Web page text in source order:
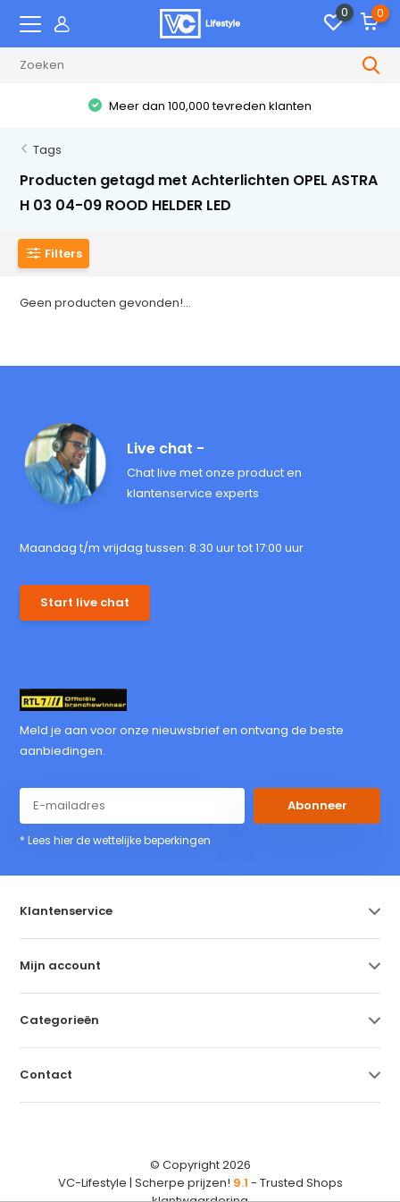
0 0
Meer dan 100,000 tevreden klanten
Tags
Producten getagd met Achterlichten OPEL ASTRA
H 03 04-09 ROOD HELDER LED
Filters
Geen producten gevonden!...
Live chat -
Chat live met onze product en
klantenservice experts
Maandag t/m vrijdag tussen: 8:30 uur tot 17:00 uur
Start live chat
Meld je aan voor onze nieuwsbrief en ontvang de beste
aanbiedingen.
Abonneer
* Lees hier de wettelijke beperkingen
Klantenservice
Mijn account
Categorieën
Contact
© Copyright 2026
VC-Lifestyle | Scherpe prijzen! 9.1 - Trusted Shops